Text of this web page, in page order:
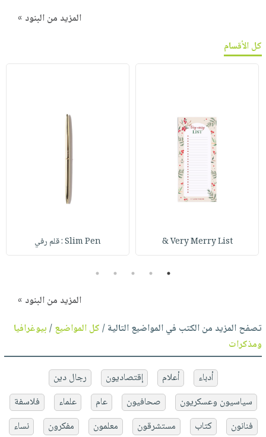
المزيد من البنود »
كل الأقسام
Very Merry List & Slim Pen : قلم رفي
1
2
3
4
5
المزيد من البنود »
تصفح المزيد من الكتب في المواضيع التالية /كل المواضيع/بيوغرافيا
ومذكرات
أدباء أعلام إقتصاديون
رجال دين
سياسيون وعسكريون
صحافيون عام علماء
فلاسفة
فنانون
كتاب مستشرقون معلمون مفكرون نساء